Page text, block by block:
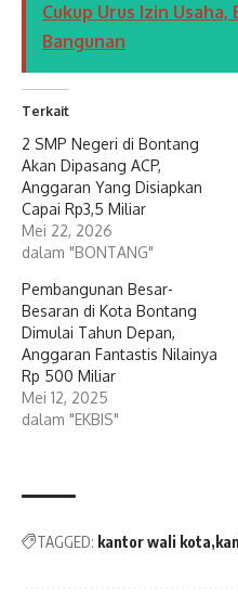
Cukup Urus Izin
Bangunan
Terkait
2 SMP Negeri di Bontang
Akan Dipasang ACP,
Anggaran Yang Disiapkan
Capai Rp3,5 Miliar
Mei 22, 2026
dalam "BONTANG"
Pembangunan Besar-
Besaran di Kota Bontang
Dimulai Tahun Depan,
Anggaran Fantastis Nilainya
Rp 500 Miliar
Mei 12, 2025
dalam "EKBIS"
TAGGED: kantor wali kota